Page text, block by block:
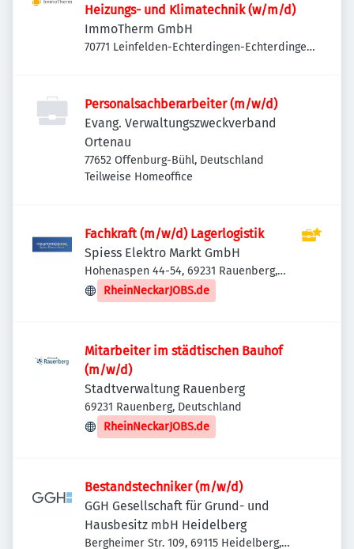
Heizungs- und Klimatechnik (w/m/d)
ImmoTherm GmbH
70771 Leinfelden-Echterdingen-Echterdingen,
Personalsachberarbeiter (m/w/d)
Evang. Verwaltungszweckverband
Ortenau
77652 Offenburg-Bühl, Deutschland
Teilweise Homeoffice
Fachkraft (m/w/d) Lagerlogistik
Spiess Elektro Markt GmbH
Hohenaspen 44-54, 69231 Rauenberg,
Deutschland
RheinNeckarJOBS.de
Mitarbeiter im städtischen Bauhof
(m/w/d)
Stadtverwaltung Rauenberg
69231 Rauenberg, Deutschland
RheinNeckarJOBS.de
Bestandstechniker (m/w/d)
GGH Gesellschaft für Grund- und
Hausbesitz mbH Heidelberg
Bergheimer Str. 109, 69115 Heidelberg,